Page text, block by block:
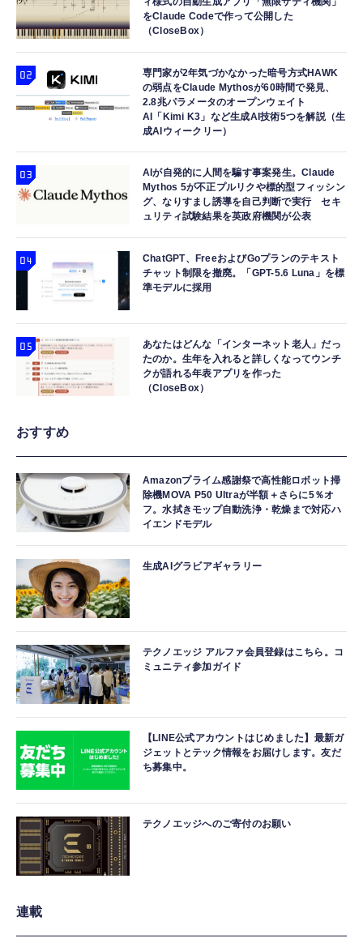
をClaude Codeで作って公開した
（CloseBox）
専門家が2年気づかなかった暗号方式HAWK
の弱点をClaude Mythosが60時間で発見、
2.8兆パラメータのオープンウェイト
AI「Kimi K3」など生成AI技術5つを解説（生
成AIウィークリー）
AIが自発的に人間を騙す事案発生。Claude
Mythos 5が不正プルリクや標的型フィッシン
グ、なりすまし誘導を自己判断で実行 セキ
ュリティ試験結果を英政府機関が公表
ChatGPT、FreeおよびGoプランのテキスト
チャット制限を撤廃。「GPT-5.6 Luna」を標
準モデルに採用
あなたはどんな「インターネット老人」だっ
たのか。生年を入れると詳しくなってウンチ
クが語れる年表アプリを作った
（CloseBox）
おすすめ
Amazonプライム感謝祭で高性能ロボット掃
除機MOVA P50 Ultraが半額＋さらに5％オ
フ。水拭きモップ自動洗浄・乾燥まで対応ハ
イエンドモデル
生成AIグラビアギャラリー
テクノエッジ アルファ会員登録はこちら。コ
ミュニティ参加ガイド
【LINE公式アカウントはじめました】最新ガ
ジェットとテック情報をお届けします。友だ
ち募集中。
テクノエッジへのご寄付のお願い
連載